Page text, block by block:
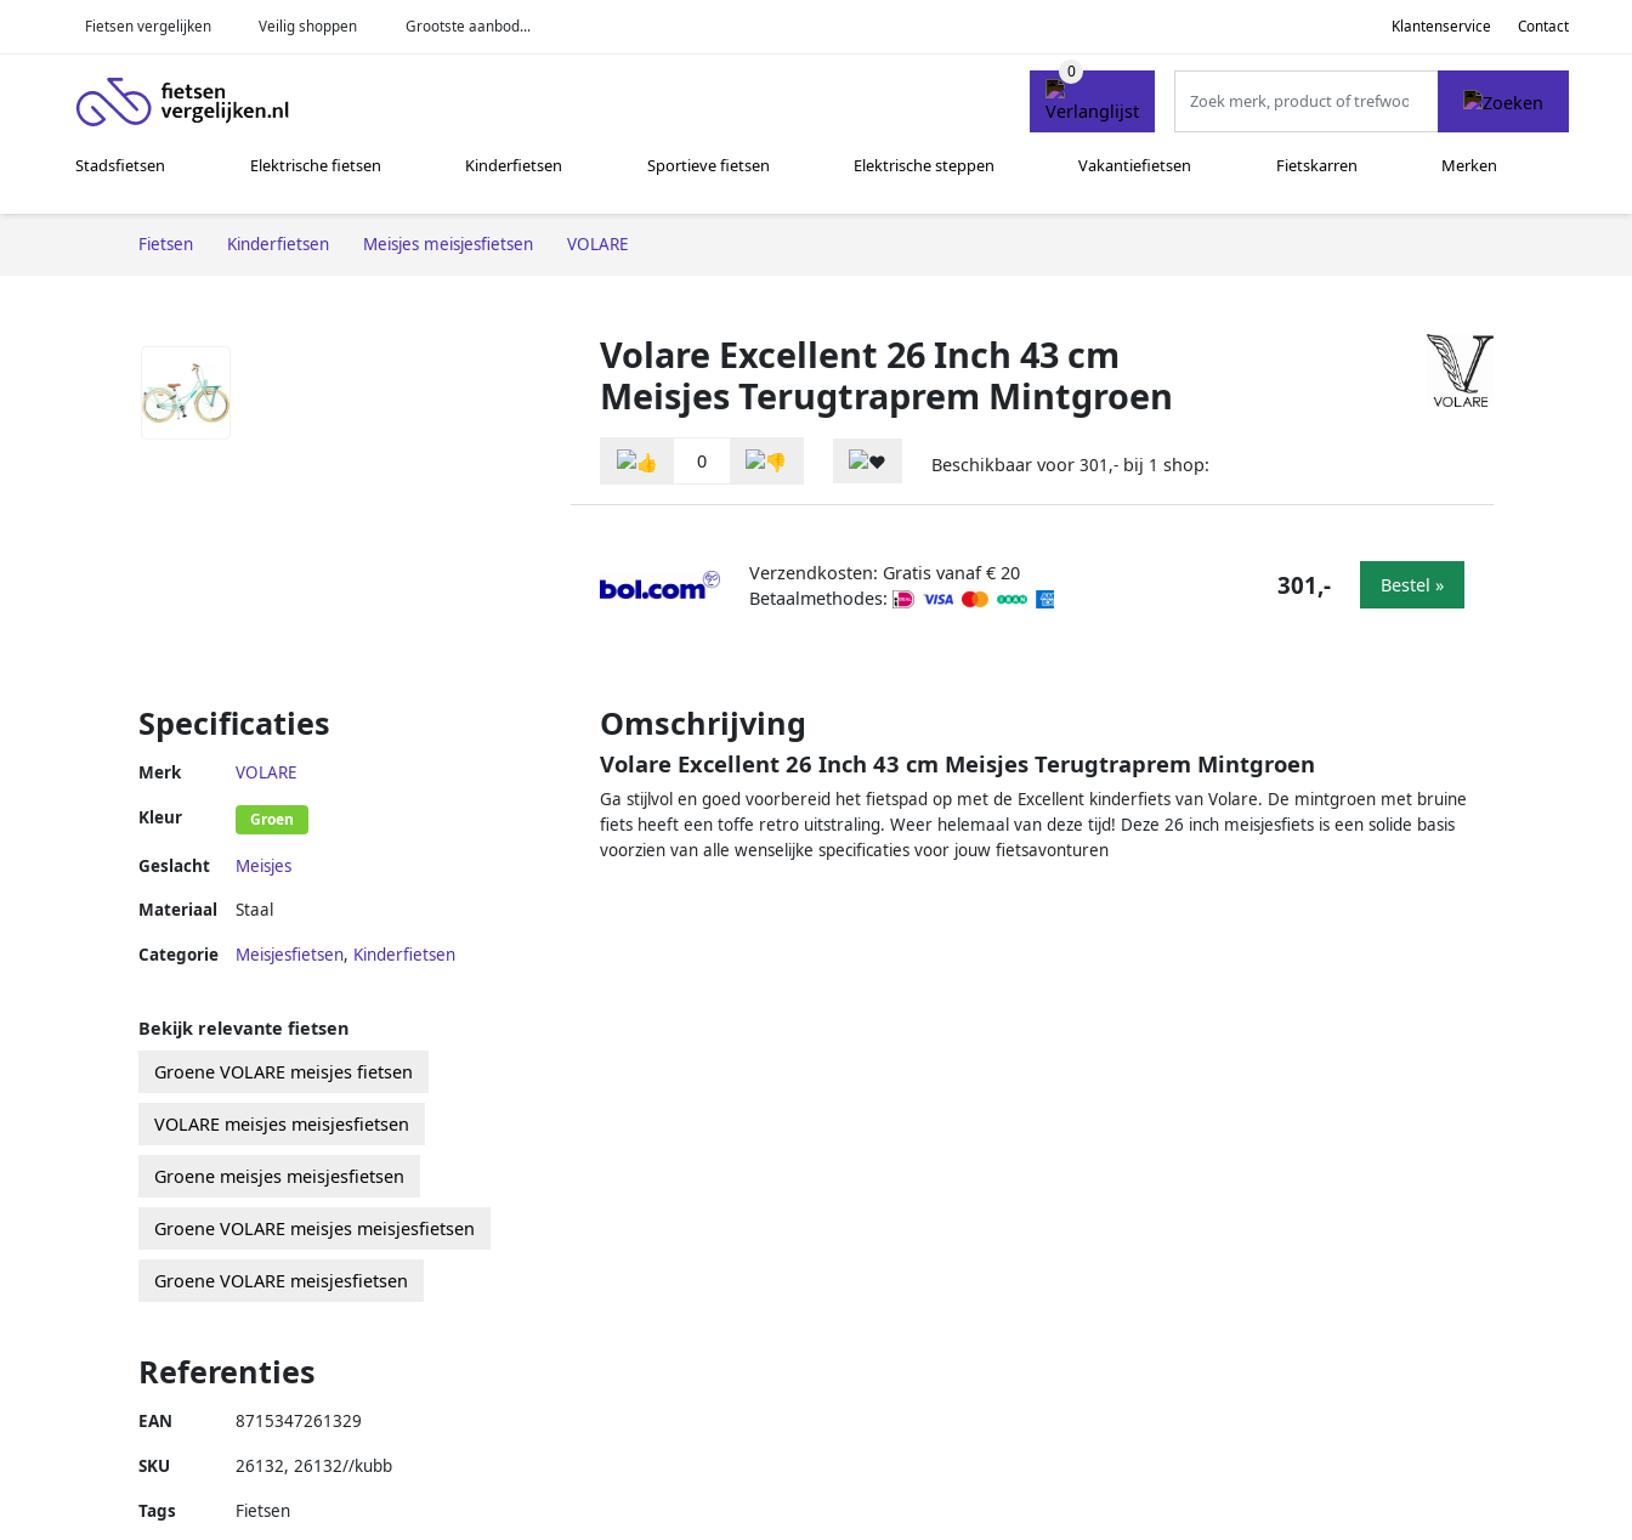
Fietsen vergelijken Veilig shoppen Grootste aanbod... Klantenservice Contact
Stadsfietsen Elektrische fietsen Kinderfietsen Sportieve fietsen Elektrische steppen Vakantiefietsen Fietskarren Merken
Fietsen Kinderfietsen Meisjes meisjesfietsen VOLARE
Volare Excellent 26 Inch 43 cm
Meisjes Terugtraprem Mintgroen
0 Beschikbaar voor 301,- bij 1 shop:
Verzendkosten: Gratis vanaf € 20
Betaalmethodes:
301,- Bestel »
Specificaties
Merk VOLARE
Kleur Groen
Geslacht
Meisjes
Materiaal
Staal
Categorie Meisjesfietsen, Kinderfietsen
Omschrijving
Volare Excellent 26 Inch 43 cm Meisjes Terugtraprem Mintgroen
Ga stijlvol en goed voorbereid het fietspad op met de Excellent kinderfiets van Volare. De mintgroen met bruine
fiets heeft een toffe retro uitstraling. Weer helemaal van deze tijd! Deze 26 inch meisjesfiets is een solide basis
voorzien van alle wenselijke specificaties voor jouw fietsavonturen
Bekijk relevante fietsen
Groene VOLARE meisjes fietsen
VOLARE meisjes meisjesfietsen
Groene meisjes meisjesfietsen
Groene VOLARE meisjes meisjesfietsen
Groene VOLARE meisjesfietsen
Referenties
EAN 8715347261329
SKU 26132, 26132//kubb
Tags
Fietsen